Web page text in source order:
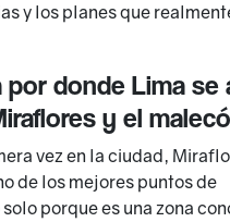
y los planes que
por donde Lima se
y el
vez en la ciudad,
de los mejores puntos de
porque es una zona